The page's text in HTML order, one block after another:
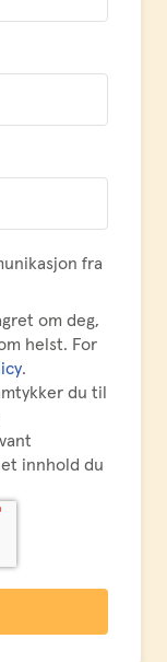
fra
om deg,
helst. For
.
du til
innhold du